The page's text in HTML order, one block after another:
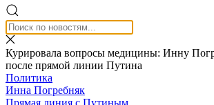
Курировала вопросы медицины: Инну
после прямой линии Путина
Политика
Инна Погребняк
Прямая линия с Путиным